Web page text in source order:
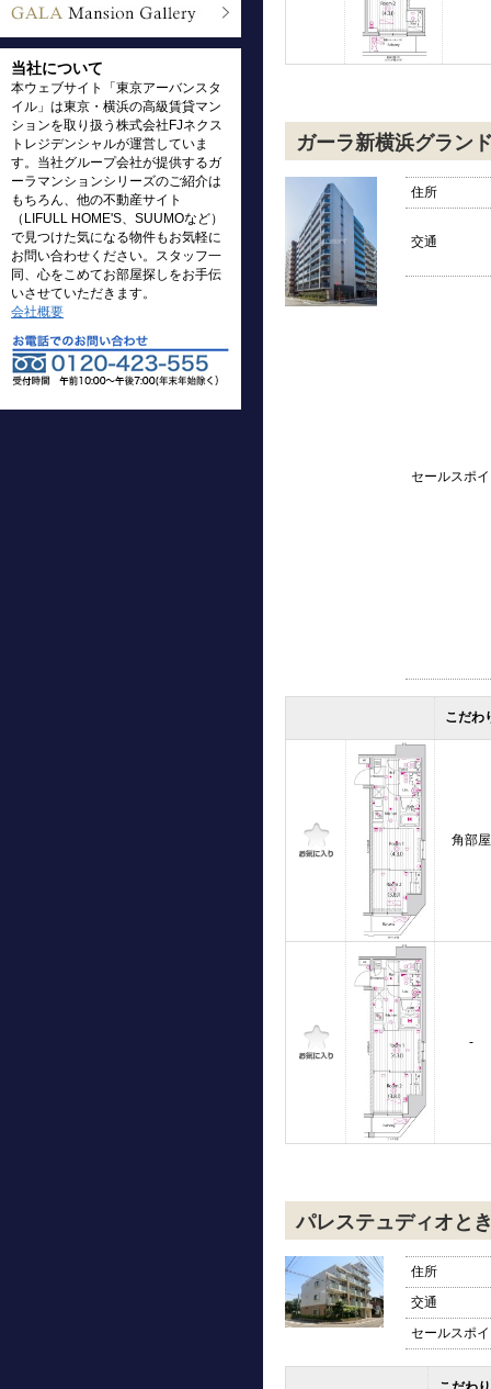
当社について
本ウェブサイト「東京アーバンスタ
イル」は東京・横浜の高級賃貸マン
ションを取り扱う株式会社FJネクス
トレジデンシャルが運営していま
す。当社グループ会社が提供するガ
ーラマンションシリーズのご紹介は
もちろん、他の不動産サイト
（LIFULL HOME'S、SUUMOなど）
で見つけた気になる物件もお気軽に
お問い合わせください。スタッフ一
同、心をこめてお部屋探しをお手伝
いさせていただきます。
会社概要
ガーラ新横浜グラン
住所
交通
セールスポ
こだわ
角部屋
-
パレステュディオと
住所
交通
セールスポ